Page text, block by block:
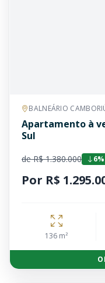
BALNEÁRIO
Apartamento à
Sul
de R$ 1.380.000 6%
Por R$
136 m²